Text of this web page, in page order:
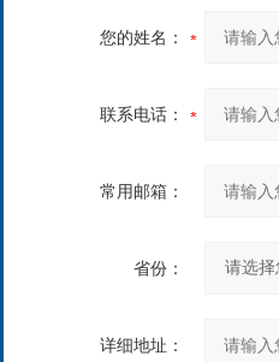
您的姓名：
联系电话：
常用邮箱：
省份：
详细地址：